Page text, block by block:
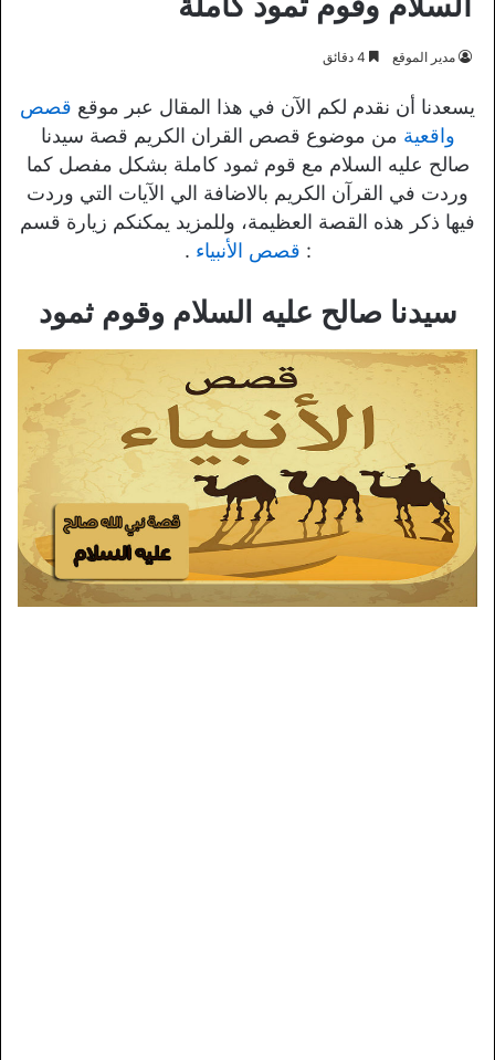
مدير الموقع
يسعدنا أن نقدم لكم الآن في هذا المقال عبر موقع قصص
واقعية من موضوع قصص القران الكريم قصة سيدنا
صالح عليه السلام مع قوم ثمود كاملة بشكل مفصل كما
وردت في القرآن الكريم بالاضافة الي الآيات التي وردت
فيها ذكر هذه القصة العظيمة، وللمزيد يمكنكم زيارة قسم
: قصص الأنبياء .
سيدنا صالح عليه السلام وقوم ثمود